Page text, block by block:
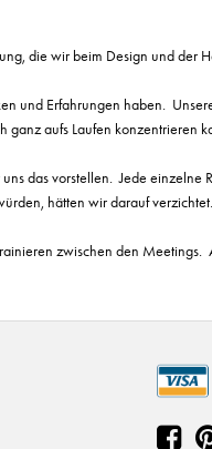
die wir beim Design und der
und Erfahrungen haben.
aufs Laufen konzentrieren
das vorstellen. Jede einzelne
hätten wir darauf verzichtet.
zwischen den